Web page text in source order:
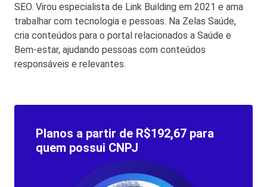
SEO. Virou especialista de Link Building em 2021 e ama
trabalhar com tecnologia e pessoas. Na Zelas Saúde,
cria conteúdos para o portal relacionados a Saúde e
Bem-estar, ajudando pessoas com conteúdos
responsáveis e relevantes.
Planos a partir de R$192,67 para
quem possui CNPJ